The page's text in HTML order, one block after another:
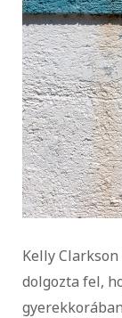
Kelly
dolgozta fel,